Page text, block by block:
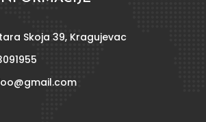
Skoja 39, Kragujevac